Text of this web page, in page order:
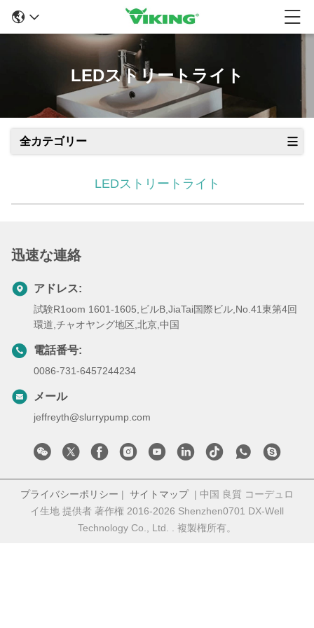
LEDストリートライト
全カテゴリー
LEDストリートライト
迅速な連絡
アドレス:
試験R1oom 1601-1605,ビルB,JiaTai国際ビル,No.41東第4回
環道,チャオヤング地区,北京,中国
電話番号:
0086-731-6457244234
メール
jeffreyth@slurrypump.com
プライバシーポリシー | サイトマップ| 中国 良質 コーデュロ
イ生地 提供者 著作権 2016-2026 Shenzhen0701 DX-Well
Technology Co., Ltd. . 複製権所有。